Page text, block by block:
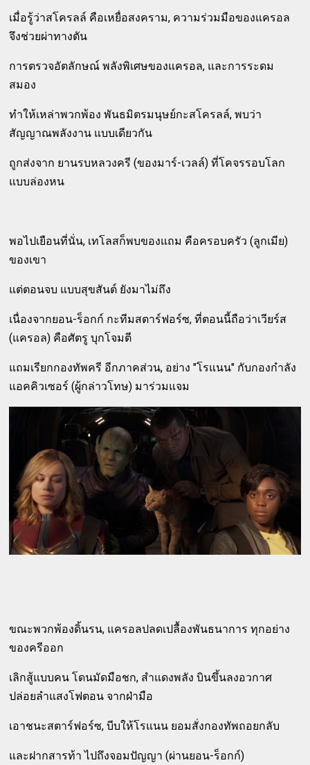
เมื่อรู้ว่าสโครลล์ คือเหยื่อสงคราม, ความร่วมมือของแครอล
จึงช่วยผ่าทางตัน
การตรวจอัตลักษณ์ พลังพิเศษของแครอล, และการระดม
สมอง
ทำให้เหล่าพวกพ้อง พันธมิตรมนุษย์กะสโครลล์, พบว่า
สัญญาณพลังงาน แบบเดียวกัน
ถูกส่งจาก ยานรบหลวงครี (ของมาร์-เวลล์) ที่โคจรรอบโลก
แบบล่องหน
พอไปเยือนที่นั่น, เทโลสก็พบของแถม คือครอบครัว (ลูกเมีย)
ของเขา
แต่ตอนจบ แบบสุขสันต์ ยังมาไม่ถึง
เนื่องจากยอน-ร็อกก์ กะทีมสตาร์ฟอร์ซ, ที่ตอนนี้ถือว่าเวียร์ส
(แครอล) คือศัตรู บุกโจมตี
แถมเรียกกองทัพครี อีกภาคส่วน, อย่าง "โรแนน" กับกองกำลัง
แอคคิวเซอร์ (ผู้กล่าวโทษ) มาร่วมแจม
ขณะพวกพ้องดิ้นรน, แครอลปลดเปลื้องพันธนาการ ทุกอย่าง
ของครีออก
เลิกสู้แบบคน โดนมัดมือชก, สำแดงพลัง บินขึ้นลงอวกาศ
ปล่อยลำแสงโฟตอน จากฝ่ามือ
เอาชนะสตาร์ฟอร์ซ, บีบให้โรแนน ยอมสั่งกองทัพถอยกลับ
และฝากสารท้า ไปถึงจอมปัญญา (ผ่านยอน-ร็อกก์)